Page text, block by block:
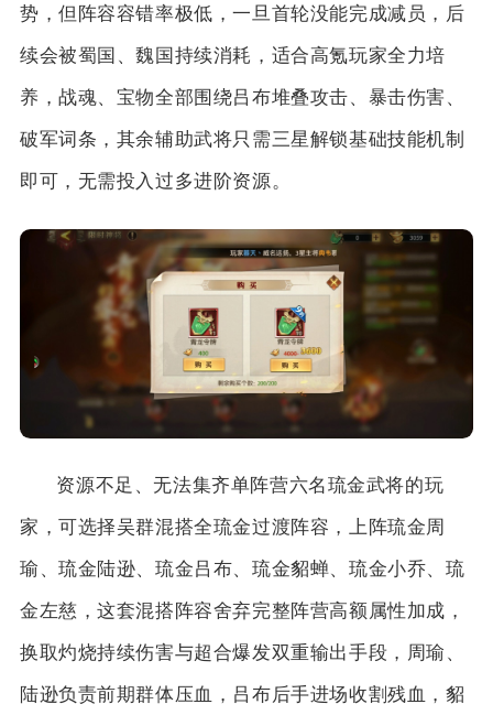
势，但阵容容错率极低，一旦首轮没能完成减员，后
续会被蜀国、魏国持续消耗，适合高氪玩家全力培
养，战魂、宝物全部围绕吕布堆叠攻击、暴击伤害、
破军词条，其余辅助武将只需三星解锁基础技能机制
即可，无需投入过多进阶资源。
资源不足、无法集齐单阵营六名琉金武将的玩
家，可选择吴群混搭全琉金过渡阵容，上阵琉金周
瑜、琉金陆逊、琉金吕布、琉金貂蝉、琉金小乔、琉
金左慈，这套混搭阵容舍弃完整阵营高额属性加成，
换取灼烧持续伤害与超合爆发双重输出手段，周瑜、
陆逊负责前期群体压血，吕布后手进场收割残血，貂